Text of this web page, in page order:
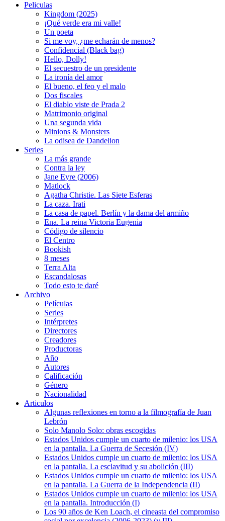
Peliculas
Kingdom (2025)
¡Qué verde era mi valle!
Un poeta
Si me voy, ¿me echarán de menos?
Confidencial (Black bag)
Hello, Dolly!
El secuestro de un presidente
La ironía del amor
El bueno, el feo y el malo
Dos fiscales
El diablo viste de Prada 2
Matrimonio original
Una segunda vida
Minions & Monsters
La odisea de Dandelion
Series
La más grande
Contra la ley
Jane Eyre (2006)
Matlock
Agatha Christie. Las Siete Esferas
La caza. Irati
La casa de papel. Berlín y la dama del armiño
Ena. La reina Victoria Eugenia
Código de silencio
El Centro
Bookish
8 meses
Terra Alta
Escandalosas
Todo esto te daré
Archivo
Películas
Series
Intérpretes
Directores
Creadores
Productoras
Año
Autores
Calificación
Género
Nacionalidad
Articulos
Algunas reflexiones en torno a la filmografía de Juan
Lebrón
Solo Manolo Solo: obras escogidas
Estados Unidos cumple un cuarto de milenio: los USA
en la pantalla. La Guerra de Secesión (IV)
Estados Unidos cumple un cuarto de milenio: los USA
en la pantalla. La esclavitud y su abolición (III)
Estados Unidos cumple un cuarto de milenio: los USA
en la pantalla. La Guerra de la Independencia (II)
Estados Unidos cumple un cuarto de milenio: los USA
en la pantalla. Introducción (I)
Los 90 años de Ken Loach, el cineasta del compromiso